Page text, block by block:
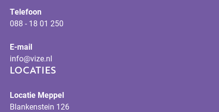
Telefoon
088 - 18 01 250
E-mail
info@vize.nl
LOCATIES
Locatie Meppel
Blankenstein 126